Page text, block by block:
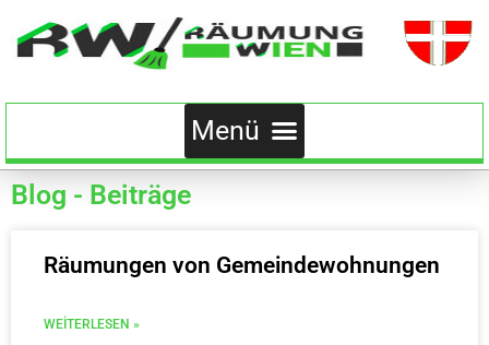
Blog - Beiträge
Räumungen von Gemeindewohnungen
WEITERLESEN »